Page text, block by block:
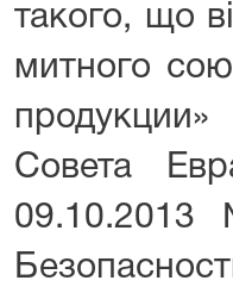
такого, що
митного
Совета